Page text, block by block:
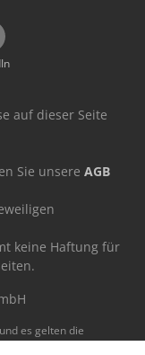
auf dieser Seite
Sie unsere AGB
keine Haftung für
es gelten die